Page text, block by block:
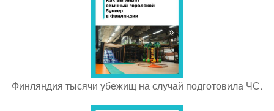
Финляндия тысячи убежищ на случай подготовила ЧС.